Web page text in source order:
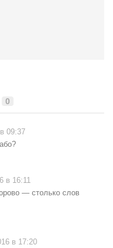
0
09:37
в 16:11
— столько слов
в 17:20